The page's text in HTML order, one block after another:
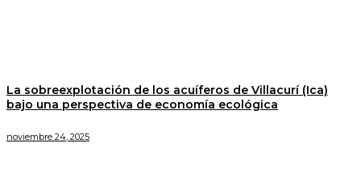
La sobreexplotación de los acuíferos de Villacurí (Ica)
bajo una perspectiva de economía ecológica
noviembre 24, 2025